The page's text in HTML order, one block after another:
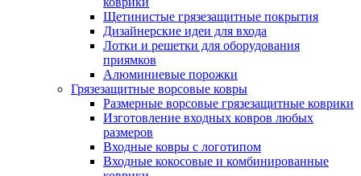
Щетинистые грязезащитные покрытия
Дизайнерские идеи для входа
Лотки и решетки для оборудования
приямков
Алюминиевые порожки
Грязезащитные ворсовые ковры
Размерные ворсовые грязезащитные коврики
Изготовление входных ковров любых
размеров
Входные ковры с логотипом
Входные кокосовые и комбинированные